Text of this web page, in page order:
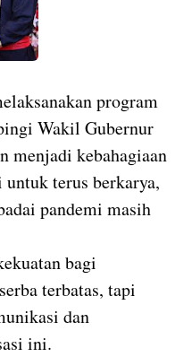
program
Wakil Gubernur
menjadi kebahagiaan
terus berkarya,
pandemi masih
bagi
terbatas, tapi
dan
ini.